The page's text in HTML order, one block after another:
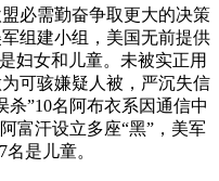
必需勤奋争取更大的决策
组建小组，美国无前提供
妇女和儿童。未被实正用
可骇嫌疑人被，严沉失信
”10名阿布衣系因通信中
富汗设立多座“黑”，美军
是儿童。